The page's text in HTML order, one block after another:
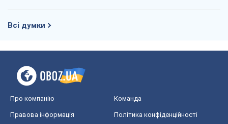
Всі думки
Про компанію Команда
Правова інформація Політика конфіденційності